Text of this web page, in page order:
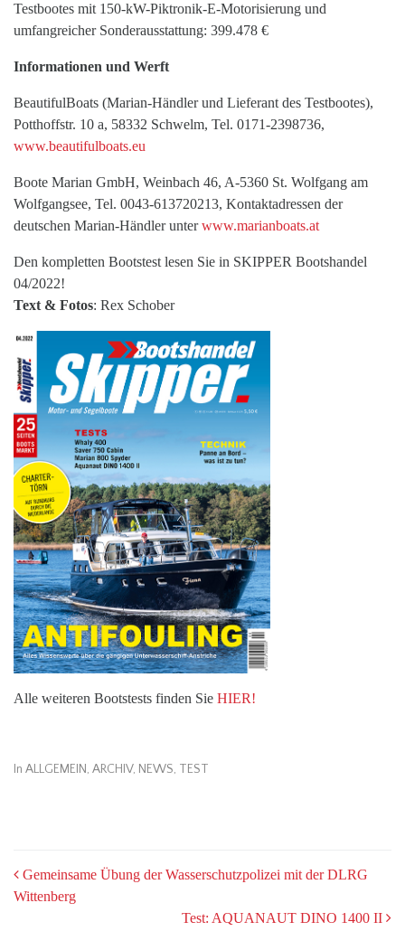
Testbootes mit 150-kW-Piktronik-E-Motorisierung und
umfangreicher Sonderausstattung: 399.478 €
Informationen und Werft
BeautifulBoats (Marian-Händler und Lieferant des Testbootes),
Potthoffstr. 10 a, 58332 Schwelm, Tel. 0171-2398736,
www.beautifulboats.eu
Boote Marian GmbH, Weinbach 46, A-5360 St. Wolfgang am
Wolfgangsee, Tel. 0043-613720213, Kontaktadressen der
deutschen Marian-Händler unterwww.marianboats.at
Den kompletten Bootstest lesen Sie in SKIPPER Bootshandel
04/2022!
Text & Fotos: Rex Schober
Alle weiteren Bootstests finden Sie HIER!
In ALLGEMEIN, ARCHIV, NEWS, TEST
POST
NAVIGATION
Gemeinsame Übung der Wasserschutzpolizei mit der DLRG
Wittenberg
Test: AQUANAUT DINO 1400 II